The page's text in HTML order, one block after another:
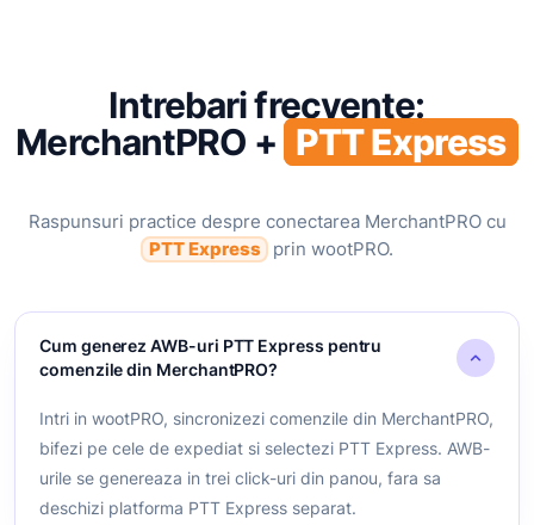
Intrebari frecvente:
MerchantPRO + PTT Express
Raspunsuri practice despre conectarea MerchantPRO cu
PTT Express prin wootPRO.
Cum generez AWB-uri PTT Express pentru
comenzile din MerchantPRO?
Intri in wootPRO, sincronizezi comenzile din MerchantPRO,
bifezi pe cele de expediat si selectezi PTT Express. AWB-
urile se genereaza in trei click-uri din panou, fara sa
deschizi platforma PTT Express separat.